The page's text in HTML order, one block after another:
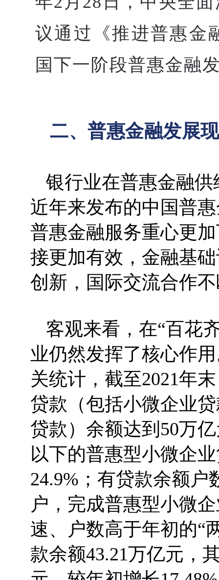
议通过《推进普惠金
国下一阶段普惠金融
二、普惠金融发展
银行业在普惠金融
近年来发布的中国普
普惠金融服务重心更
接更加有效，金融基
创新，国际交流合作
客观来看，在“百花
业仍然发挥了核心作
关统计，截至2021年
贷款（包括小微企业
贷款）余额达到50万
以下的普惠型小微企
24.9%；有贷款余额户
户，完成普惠型小微
速、户数高于年初的“
款余额43.21万亿元，